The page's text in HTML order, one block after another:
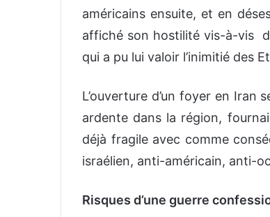
américains ensuite, et en
affiché son hostilité vis-à-vis
qui a pu lui valoir l’inimitié des
L’ouverture d’un foyer en
ardente dans la région,
déjà fragile avec comme
israélien, anti-américain, anti-
Risques d’une guerre